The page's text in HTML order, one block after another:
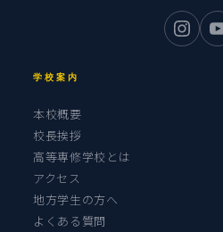
学校案内
本校概要
校長挨拶
高等専修学校とは
アクセス
地方学生の方へ
よくある質問